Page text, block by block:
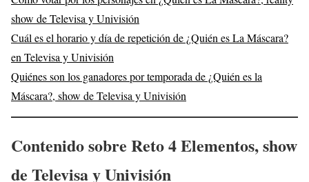
show de Televisa y Univisión
Cuál es el horario y día de repetición de ¿Quién es La Máscara?
en Televisa y Univisión
Quiénes son los ganadores por temporada de ¿Quién es la
Máscara?, show de Televisa y Univisión
Contenido sobre Reto 4 Elementos, show
de Televisa y Univisión